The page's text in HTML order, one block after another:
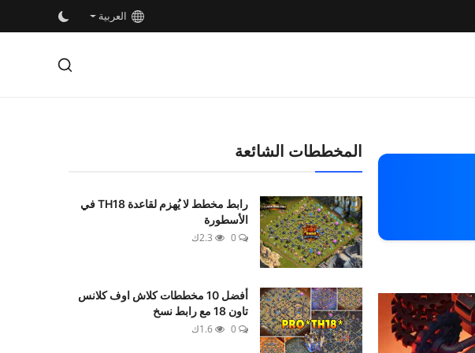
العربية
المخططات الشائعة
رابط مخطط لا يُهزم لقاعدة TH18 في
الأسطورة
0
2.3ك
أفضل 10 مخططات كلاش اوف كلانس
تاون 18 مع رابط نسخ
0
1.6ك